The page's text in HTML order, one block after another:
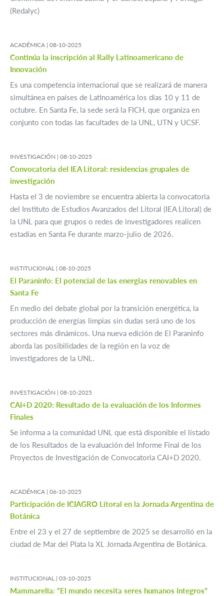
(Redalyc)
ACADÉMICA | 08-10-2025
Continúa la inscripción al Rally Latinoamericano de
Innovación
Es una competencia internacional que se realizará de manera
simultánea en países de Latinoamérica los días 10 y 11 de
octubre. En Santa Fe, la sede será la FICH, que organiza en
conjunto con todas las facultades de la UNL, UTN y UCSF.
INVESTIGACIÓN | 08-10-2025
Convocatoria del IEA Litoral: residencias grupales de
investigación
Hasta el 3 de noviembre se encuentra abierta la convocatoria
del Instituto de Estudios Avanzados del Litoral (IEA Litoral) de
la UNL para que grupos o redes de investigadores realicen
estadías en Santa Fe durante marzo-julio de 2026.
INSTITUCIONAL | 08-10-2025
El Paraninfo: El potencial de las energías renovables en
Santa Fe
En medio del debate global por la transición energética, la
producción de energías limpias sin dudas será uno de los
sectores más dinámicos. Una nueva edición de El Paraninfo
aborda las posibilidades de la región en la voz de
investigadores de la UNL.
INVESTIGACIÓN | 08-10-2025
CAI+D 2020: Resultado de la evaluación de los Informes
Finales
Se informa a la comunidad UNL que está disponible el listado
de los Resultados de la evaluación del Informe Final de los
Proyectos de Investigación de Convocatoria CAI+D 2020.
ACADÉMICA | 06-10-2025
Participación de ICIAGRO Litoral en la Jornada Argentina de
Botánica
Entre el 23 y el 27 de septiembre de 2025 se desarrolló en la
ciudad de Mar del Plata la XL Jornada Argentina de Botánica.
INSTITUCIONAL | 03-10-2025
Mammarella: “El mundo necesita seres humanos íntegros”